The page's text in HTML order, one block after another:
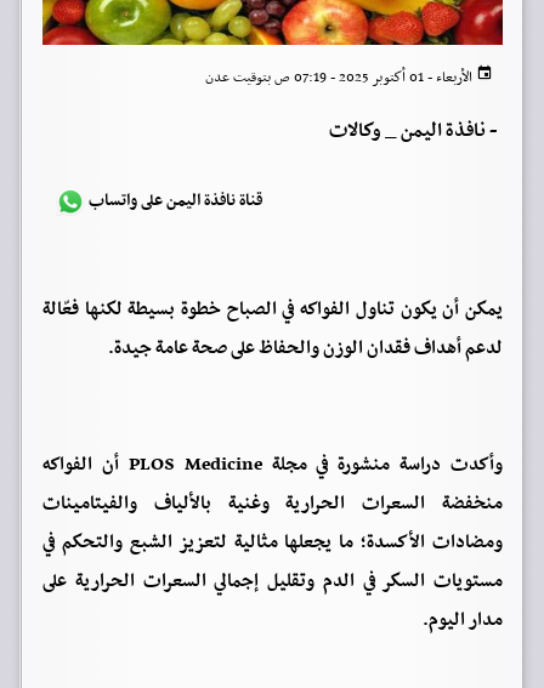
الأربعاء - 01 أكتوبر 2025 - 07:19 ص بتوقيت عدن
-نافذة اليمن _ وكالات
قناة نافذة اليمن على واتساب
يمكن أن يكون تناول الفواكه في الصباح خطوة بسيطة لكنها فعّالة
لدعم أهداف فقدان الوزن والحفاظ على صحة عامة جيدة.
وأكدت دراسة منشورة في مجلة PLOS Medicine أن الفواكه
منخفضة السعرات الحرارية وغنية بالألياف والفيتامينات
ومضادات الأكسدة؛ ما يجعلها مثالية لتعزيز الشبع والتحكم في
مستويات السكر في الدم وتقليل إجمالي السعرات الحرارية على
مدار اليوم.